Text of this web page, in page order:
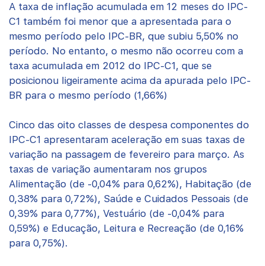
A taxa de inflação acumulada em 12 meses do IPC-
C1 também foi menor que a apresentada para o
mesmo período pelo IPC-BR, que subiu 5,50% no
período. No entanto, o mesmo não ocorreu com a
taxa acumulada em 2012 do IPC-C1, que se
posicionou ligeiramente acima da apurada pelo IPC-
BR para o mesmo período (1,66%)
Cinco das oito classes de despesa componentes do
IPC-C1 apresentaram aceleração em suas taxas de
variação na passagem de fevereiro para março. As
taxas de variação aumentaram nos grupos
Alimentação (de -0,04% para 0,62%), Habitação (de
0,38% para 0,72%), Saúde e Cuidados Pessoais (de
0,39% para 0,77%), Vestuário (de -0,04% para
0,59%) e Educação, Leitura e Recreação (de 0,16%
para 0,75%).